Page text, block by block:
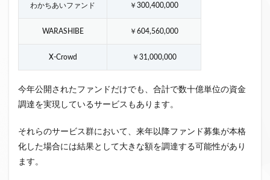
わかちあいファンド ￥300,400,000
WARASHIBE ￥604,560,000
X-Crowd ￥31,000,000
今年公開されたファンドだけでも、合計で数十億単位の資金
調達を実現しているサービスもあります。
それらのサービス群において、来年以降ファンド募集が本格
化した場合には結果として大きな額を調達する可能性があり
ます。